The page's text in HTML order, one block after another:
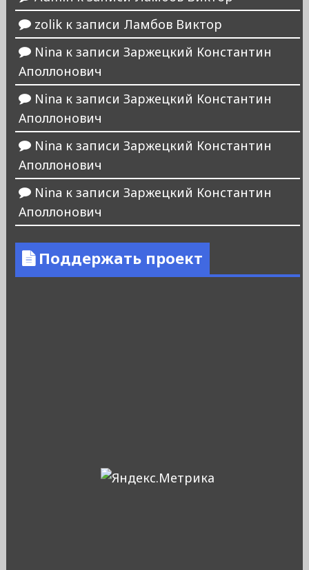
zolikк записи Ламбов Виктор
Nina к записи Заржецкий Константин
Аполлонович
Nina к записи Заржецкий Константин
Аполлонович
Nina к записи Заржецкий Константин
Аполлонович
Nina к записи Заржецкий Константин
Аполлонович
Поддержать проект